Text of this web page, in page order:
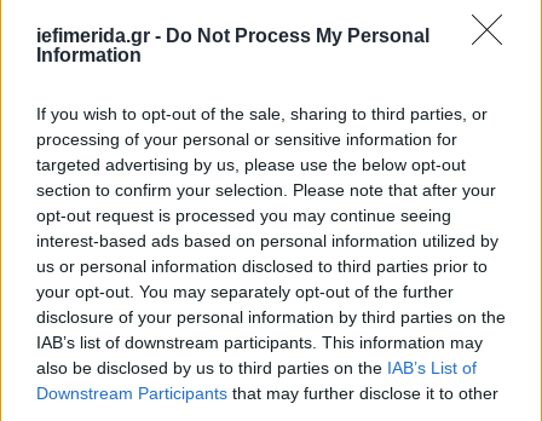
iefimerida.gr - Do Not Process My Personal
Information
If you wish to opt-out of the sale, sharing to third parties, or
processing of your personal or sensitive information for
targeted advertising by us, please use the below opt-out
section to confirm your selection. Please note that after your
opt-out request is processed you may continue seeing
interest-based ads based on personal information utilized by
us or personal information disclosed to third parties prior to
your opt-out. You may separately opt-out of the further
disclosure of your personal information by third parties on the
IAB’s list of downstream participants. This information may
also be disclosed by us to third parties on the IAB’s List of
Downstream Participants that may further disclose it to other
«Μεταρρύθμιση ΗΒ» που απειλεί να «κόψει»
ψήφους από τους Συντηρητικούς στις προσεχείς
ΟΛΕΣ ΟΙ ΕΙΔΗΣΕΙΣ
Αυτοί είναι οι 42 υποψήφιοι ευρωβουλευτές της ΝΔ,
ανακοινώθηκε και ο Μπελέρης -Μητσοτάκης: Στείλτε
μήνυμα σταθερότητας
Ισραήλ: «Η αεροπορία ολοκλήρωσε την προετοιμασία
της για αντίποινα στο Ιράν» λέει το Channel 12
Δημοσκόπηση ProRata: Από 28%-32% η ΝΔ, διαφορά
14,5 μονάδων από ΣΥΡΙΖΑ -Τον Μητσοτάκη εμπιστεύονται